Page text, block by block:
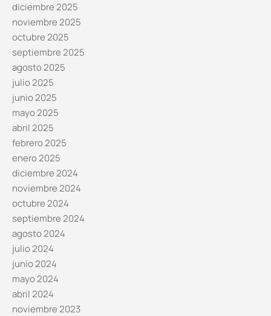
diciembre 2025
noviembre 2025
octubre 2025
septiembre 2025
agosto 2025
julio 2025
junio 2025
mayo 2025
abril 2025
febrero 2025
enero 2025
diciembre 2024
noviembre 2024
octubre 2024
septiembre 2024
agosto 2024
julio 2024
junio 2024
mayo 2024
abril 2024
noviembre 2023